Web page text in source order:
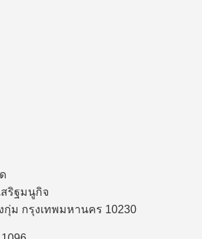
ริฐมนูกิจ
กุ่ม กรุงเทพมหานคร 10230